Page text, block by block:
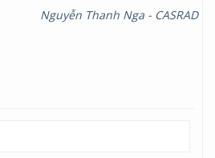
Nguyễn Thanh Nga - CASRAD